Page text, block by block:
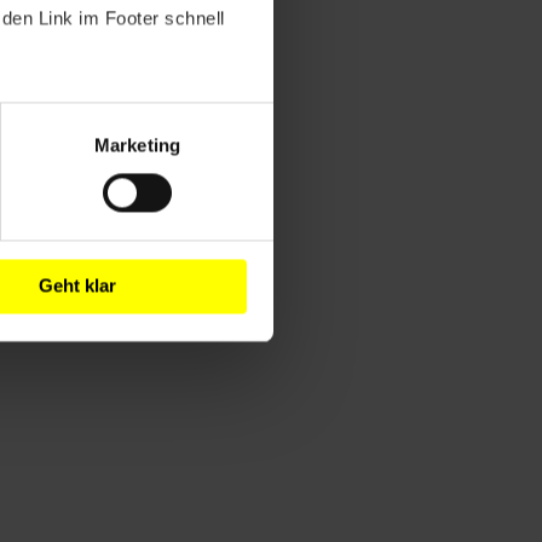
Link im Footer schnell
Marketing
Geht klar